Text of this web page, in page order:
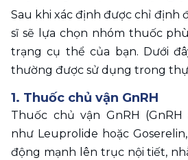
Sau khi xác định được chỉ định
sĩ sẽ lựa chọn nhóm thuốc
trạng cụ thể của bạn. Dưới
thường được sử dụng trong
1. Thuốc chủ vận GnRH
Thuốc chủ vận GnRH
như Leuprolide hoặc
động mạnh lên trục nội tiết,